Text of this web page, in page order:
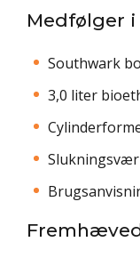
Medfølger
Southwark
3,0 liter